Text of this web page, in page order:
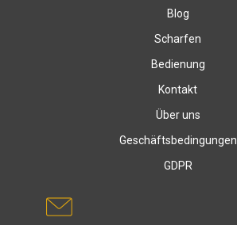
Blog
Scharfen
Bedienung
Kontakt
Über uns
Geschäftsbedingungen
GDPR